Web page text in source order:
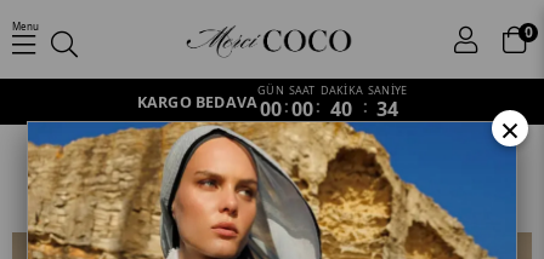
0
Menu
KARGO BEDAVA
GÜN
00:
SAAT
00:
DAKİKA
40 :
SANİYE
30
Lüks Marka Seçkisi
Anasayfa Lüks Marka Seçkisi
×